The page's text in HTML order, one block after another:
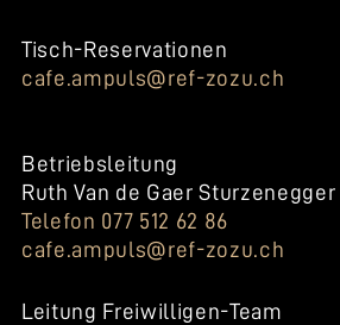
Tisch-Reservationen
cafe.ampuls@ref-zozu.ch
Betriebsleitung
Ruth Van de Gaer Sturzenegger
Telefon 077 512 62 86
cafe.ampuls@ref-zozu.ch
Leitung Freiwilligen-Team